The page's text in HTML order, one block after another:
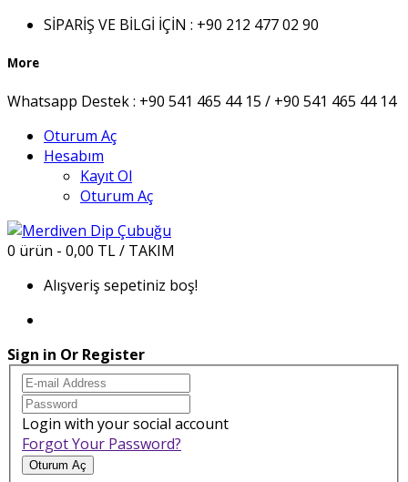
SİPARİŞ VE BİLGİ İÇİN : +90 212 477 02 90
More
Whatsapp Destek : +90 541 465 44 15 / +90 541 465 44 14
Oturum Aç
Hesabım
Kayıt Ol
Oturum Aç
0 ürün - 0,00 TL / TAKIM
Alışveriş sepetiniz boş!
Sign in Or Register
Login with your social account
Forgot Your Password?
Oturum Aç